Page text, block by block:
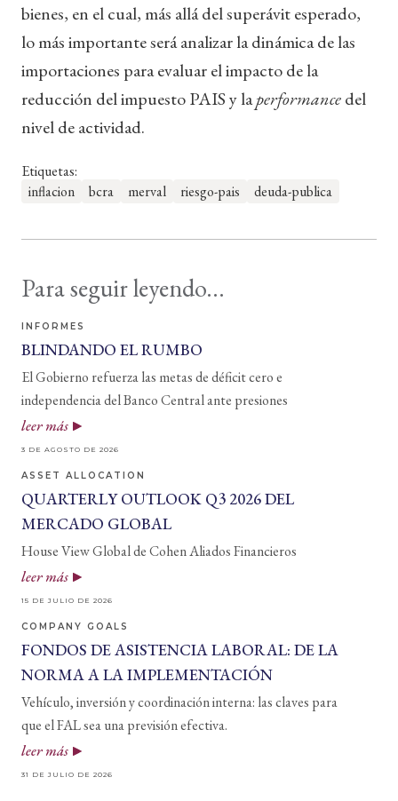
bienes, en el cual, más allá del superávit esperado,
lo más importante será analizar la dinámica de las
importaciones para evaluar el impacto de la
reducción del impuesto PAIS y laperformancedel
nivel de actividad.
Etiquetas:
inflacion
bcra merval riesgo-pais deuda-publica
Para seguir leyendo...
INFORMES
BLINDANDO EL RUMBO
El Gobierno refuerza las metas de déficit cero e
independencia del Banco Central ante presiones
leer más
3 DE AGOSTO DE 2026
ASSET ALLOCATION
QUARTERLY OUTLOOK Q3 2026 DEL
MERCADO GLOBAL
House View Global de Cohen Aliados Financieros
leer más
15 DE JULIO DE 2026
COMPANY GOALS
FONDOS DE ASISTENCIA LABORAL: DE LA
NORMA A LA IMPLEMENTACIÓN
Vehículo, inversión y coordinación interna: las claves para
que el FAL sea una previsión efectiva.
leer más
31 DE JULIO DE 2026